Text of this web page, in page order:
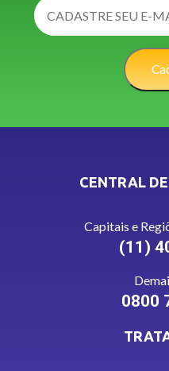
CENTRAL
Capitais e
(11)
0800